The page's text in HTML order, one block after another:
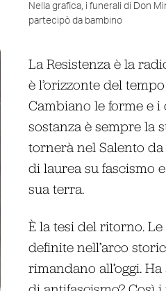
Nella grafica, i funerali di Don
partecipò da bambino
La Resistenza è la
è l’orizzonte del
Cambiano le forme e i
sostanza è sempre la
tornerà nel Salento
di laurea su fascismo
sua terra.
È la tesi del ritorno. Le
definite nell’arco
rimandano all’oggi.